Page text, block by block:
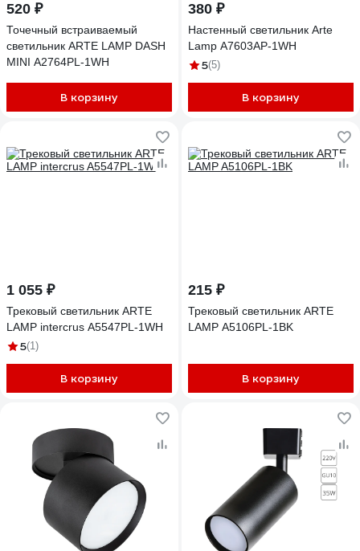
520 ₽
Точечный встраиваемый
светильник ARTE LAMP DASH
MINI A2764PL-1WH
В корзину
380 ₽
Настенный светильник Arte
Lamp A7603AP-1WH
5(5)
В корзину
1 055 ₽
Трековый светильник ARTE
LAMP intercrus A5547PL-1WH
5(1)
В корзину
215 ₽
Трековый светильник ARTE
LAMP A5106PL-1BK
В корзину